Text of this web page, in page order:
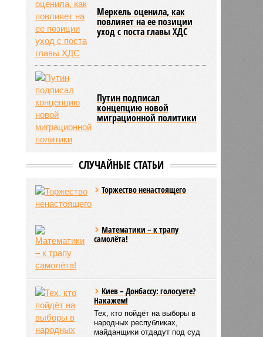
Меркель оценила, как
повлияет на ее позиции
уход с поста главы ХДС
Путин подписал
концепцию новой
миграционной политики
СЛУЧАЙНЫЕ СТАТЬИ
Торжество ненастоящего
Математики – к трапу
самолёта!
Киев – Донбассу: голосуете?
Накажем!
Тех, кто пойдёт на выборы в
народных республиках,
майданщики отдадут под суд